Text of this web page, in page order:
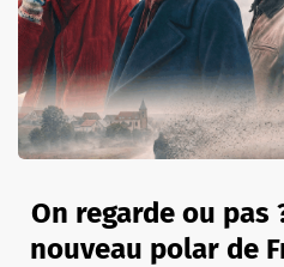
On regarde ou pas
nouveau polar de